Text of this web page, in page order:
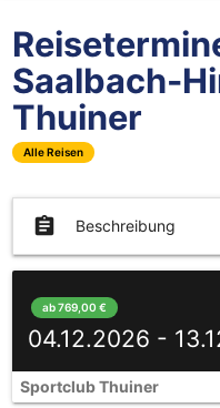
Saalbach-
Thuiner
Alle Reisen
assignment Beschreibung
ab 769,00 €
04.12.2026 -
Sportclub Thuiner